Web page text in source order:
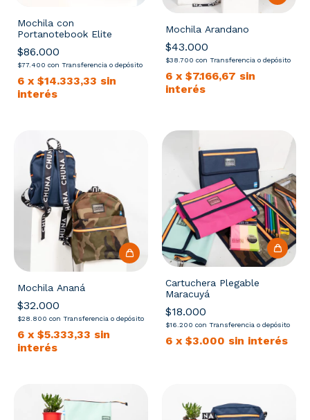
Mochila con
Portanotebook Elite
$86.000
$77.400 con Transferencia o depósito
6 x $14.333,33 sin
interés
Mochila Arandano
$43.000
$38.700 con Transferencia o depósito
6 x $7.166,67 sin
interés
Mochila Ananá
$32.000
$28.800 con Transferencia o depósito
6 x $5.333,33 sin
interés
Cartuchera Plegable
Maracuyá
$18.000
$16.200 con Transferencia o depósito
6 x $3.000 sin interés